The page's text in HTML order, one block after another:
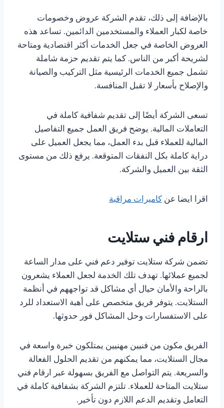
بالإضافة إلى ذلك، تقدم الشركة عروض وخصومات
خاصة لكبار العملاء والمستخدمين الدائمين. تساعد هذه
العروض الخاصة في جعل الخدمات أكثر اقتصادية ومتاحة
لشريحة أكبر من الناس. كما يتم تقديم حزمة شاملة
تشمل جميع الخدمات الرئيسية مثل التركيب والصيانة
والإصلاح بأسعار لا تقبل المنافسة.
تسعى الشركة أيضًا إلى تقديم شفافية كاملة في
التعاملات المالية. يوضح فريق العمل جميع التفاصيل
المالية للعملاء قبل بدء العمل، مما يجعل العميل على
دراية كاملة بكل النفقات المتوقعة. يرفع ذلك من مستوى
الثقة بين العميل والشركة.
اقرا ايضا عنكاميرات مراقبة
ارقام فني ستلايت
تضمن شركة ستلايت توفير دعم فني على مدار الساعة
لجميع عملائها. تهدف تلك الخدمة لجعل العملاء يشعرون
بالراحة والأمان حيال أي مشاكل قد تواجههم في أنظمة
الستلايت. يتوفر فريق متخصص على أهبة الاستعداد للرد
على الاستفسارات وحل المشاكل فور حدوثها.
الفريق مكون من فنيين مهنيين يمتلكون خبرة واسعة في
مجال الستلايت، مما يمكنهم من تقديم الحلول الفعالة
والسريعة. يتم التواصل مع الفريق بسهولة عبر ارقام فني
ستلايت المتاحة للعملاء. تلتزم الشركة بشفافية كاملة في
التعامل وتقديم الدعم اللازم دون تأخير.